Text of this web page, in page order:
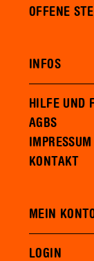
OFFENE
INFOS
HILFE UND
AGBS
KONTAKT
MEIN
LOGIN